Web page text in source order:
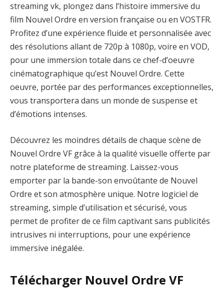
streaming vk, plongez dans l’histoire immersive du
film Nouvel Ordre en version française ou en VOSTFR.
Profitez d’une expérience fluide et personnalisée avec
des résolutions allant de 720p à 1080p, voire en VOD,
pour une immersion totale dans ce chef-d’oeuvre
cinématographique qu’est Nouvel Ordre. Cette
oeuvre, portée par des performances exceptionnelles,
vous transportera dans un monde de suspense et
d’émotions intenses.
Découvrez les moindres détails de chaque scène de
Nouvel Ordre VF grâce à la qualité visuelle offerte par
notre plateforme de streaming. Laissez-vous
emporter par la bande-son envoûtante de Nouvel
Ordre et son atmosphère unique. Notre logiciel de
streaming, simple d’utilisation et sécurisé, vous
permet de profiter de ce film captivant sans publicités
intrusives ni interruptions, pour une expérience
immersive inégalée.
Télécharger Nouvel Ordre VF